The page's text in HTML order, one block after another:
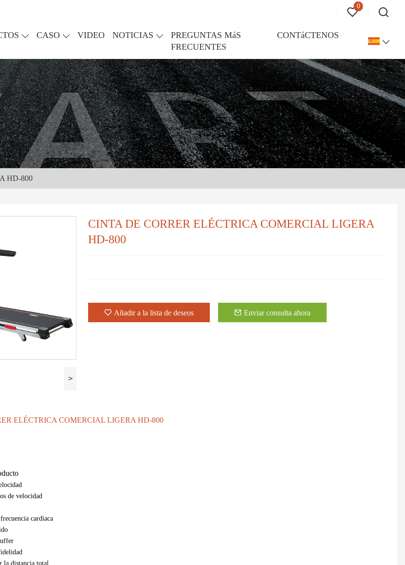
0
CASO VIDEO NOTICIAS
PREGUNTAS MáS
FRECUENTES
CONTáCTENOS
HD-800
HD-800T
>
CINTA DE CORRER ELÉCTRICA COMERCIAL LIGERA
HD-800
Añadir a la lista de deseos Enviar consulta ahora
ELÉCTRICA COMERCIAL LIGERA HD-800
de velocidad
cardiaca
la distancia total